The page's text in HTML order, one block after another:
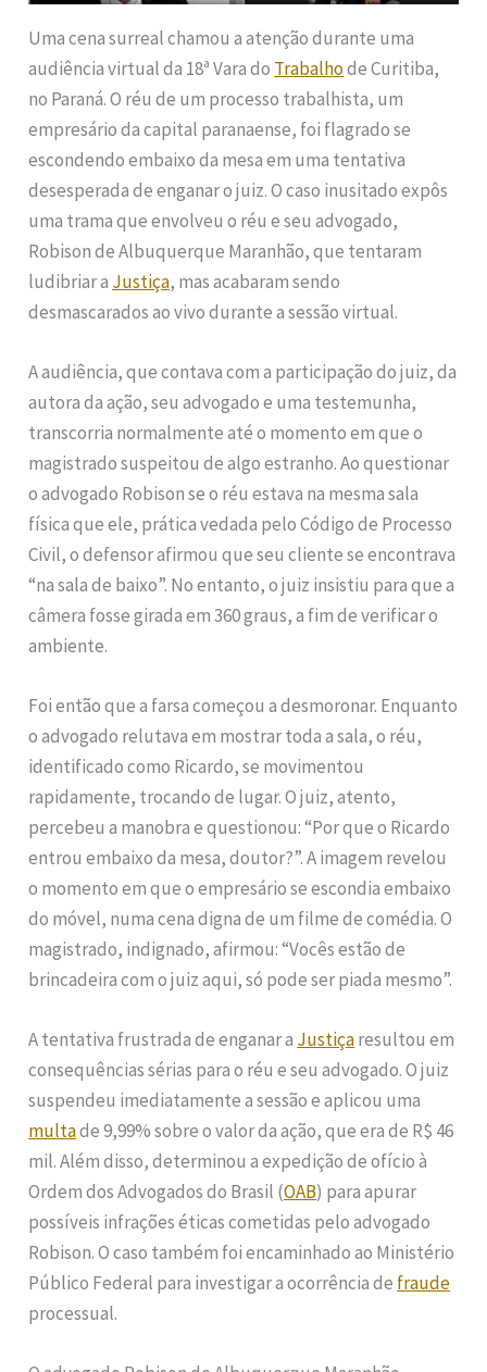
Uma cena surreal chamou a atenção durante uma
audiência virtual da 18ª Vara do Trabalhode Curitiba,
no Paraná. O réu de um processo trabalhista, um
empresário da capital paranaense, foi flagrado se
escondendo embaixo da mesa em uma tentativa
desesperada de enganar o juiz. O caso inusitado expôs
uma trama que envolveu o réu e seu advogado,
Robison de Albuquerque Maranhão, que tentaram
ludibriar a Justiça, mas acabaram sendo
desmascarados ao vivo durante a sessão virtual.
A audiência, que contava com a participação do juiz, da
autora da ação, seu advogado e uma testemunha,
transcorria normalmente até o momento em que o
magistrado suspeitou de algo estranho. Ao questionar
o advogado Robison se o réu estava na mesma sala
física que ele, prática vedada pelo Código de Processo
Civil, o defensor afirmou que seu cliente se encontrava
“na sala de baixo”. No entanto, o juiz insistiu para que a
câmera fosse girada em 360 graus, a fim de verificar o
ambiente.
Foi então que a farsa começou a desmoronar. Enquanto
o advogado relutava em mostrar toda a sala, o réu,
identificado como Ricardo, se movimentou
rapidamente, trocando de lugar. O juiz, atento,
percebeu a manobra e questionou: “Por que o Ricardo
entrou embaixo da mesa, doutor?”. A imagem revelou
o momento em que o empresário se escondia embaixo
do móvel, numa cena digna de um filme de comédia. O
magistrado, indignado, afirmou: “Vocês estão de
brincadeira com o juiz aqui, só pode ser piada mesmo”.
A tentativa frustrada de enganar a Justiçaresultou em
consequências sérias para o réu e seu advogado. O juiz
suspendeu imediatamente a sessão e aplicou uma
multade 9,99% sobre o valor da ação, que era de R$ 46
mil. Além disso, determinou a expedição de ofício à
Ordem dos Advogados do Brasil (OAB) para apurar
possíveis infrações éticas cometidas pelo advogado
Robison. O caso também foi encaminhado ao Ministério
Público Federal para investigar a ocorrência de fraude
processual.